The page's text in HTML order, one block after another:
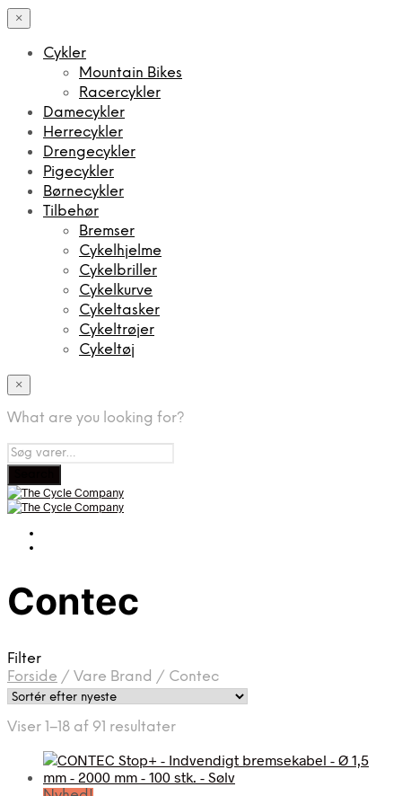
×
Cykler
Mountain Bikes
Racercykler
Damecykler
Herrecykler
Drengecykler
Pigecykler
Børnecykler
Tilbehør
Bremser
Cykelhjelme
Cykelbriller
Cykelkurve
Cykeltasker
Cykeltrøjer
Cykeltøj
×
What are you looking for?
Contec
Filter
Forside / Vare Brand / Contec
Viser 1–18 af 91 resultaterSorteret
seneste